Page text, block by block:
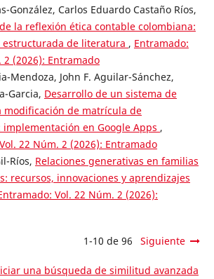
González, Carlos Eduardo Castaño Ríos,
la reflexión ética contable colombiana:
estructurada de literatura , Entramado:
2 (2026): Entramado
Mendoza, John F. Aguilar-Sánchez,
Garcia, Desarrollo de un sistema de
modificación de matrícula de
en Google Apps ,
22 Núm. 2 (2026): Entramado
Ríos, Relaciones generativas en familias
recursos, innovaciones y aprendizajes
Vol. 22 Núm. 2 (2026):
1-10 de 96 Siguiente
una búsqueda de similitud avanzada